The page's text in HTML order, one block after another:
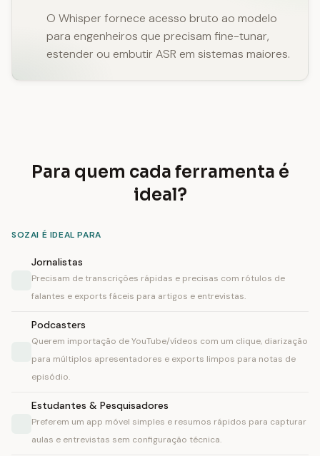
O Whisper fornece acesso bruto ao modelo
para engenheiros que precisam fine-tunar,
estender ou embutir ASR em sistemas maiores.
Para quem cada ferramenta é
ideal?
SOZAI É IDEAL PARA
Jornalistas
Precisam de transcrições rápidas e precisas com rótulos de
falantes e exports fáceis para artigos e entrevistas.
Podcasters
Querem importação de YouTube/vídeos com um clique, diarização
para múltiplos apresentadores e exports limpos para notas de
episódio.
Estudantes & Pesquisadores
Preferem um app móvel simples e resumos rápidos para capturar
aulas e entrevistas sem configuração técnica.